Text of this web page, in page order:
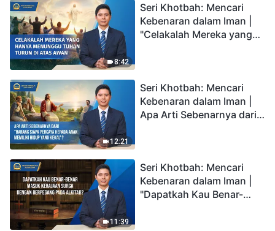
8:42
Seri Khotbah: Mencari
Kebenaran dalam Iman |
"Celakalah Mereka yang
12:21
Seri Khotbah: Mencari
Kebenaran dalam Iman |
Apa Arti Sebenarnya dari
11:39
Seri Khotbah: Mencari
Kebenaran dalam Iman |
"Dapatkah Kau Benar-